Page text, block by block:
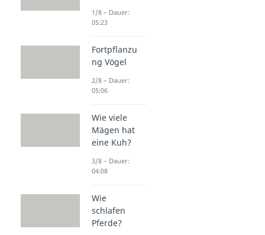
1/8 – Dauer:
05:23
Fortpflanzu
ng Vögel
2/8 – Dauer:
05:06
Wie viele
Mägen hat
eine Kuh?
3/8 – Dauer:
04:08
Wie
schlafen
Pferde?